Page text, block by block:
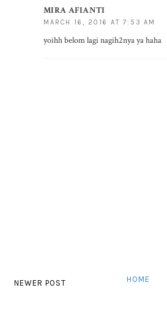
MIRA AFIANTI
MARCH 16, 2016 AT 7:53 AM
yoihh belom lagi nagih2nya ya haha
NEWER POST HOME